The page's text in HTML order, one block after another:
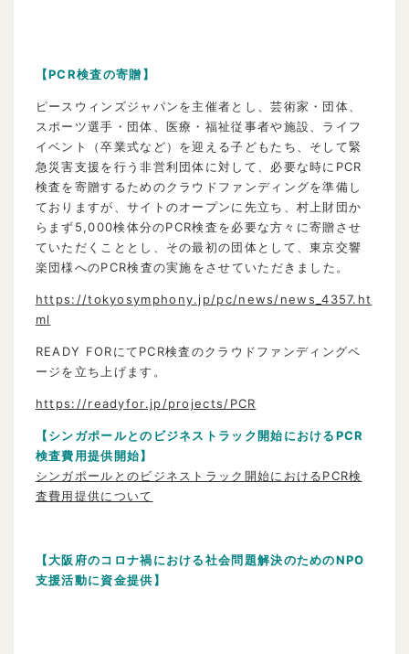
【PCR検査の寄贈】
ピースウィンズジャパンを主催者とし、芸術家・団体、
スポーツ選手・団体、医療・福祉従事者や施設、ライフ
イベント（卒業式など）を迎える子どもたち、そして緊
急災害支援を行う非営利団体に対して、必要な時にPCR
検査を寄贈するためのクラウドファンディングを準備し
ておりますが、サイトのオープンに先立ち、村上財団か
らまず5,000検体分のPCR検査を必要な方々に寄贈させ
ていただくこととし、その最初の団体として、東京交響
楽団様へのPCR検査の実施をさせていただきました。
https://tokyosymphony.jp/pc/news/news_4357.ht
ml
READY FORにてPCR検査のクラウドファンディングペ
ージを立ち上げます。
https://readyfor.jp/projects/PCR
【シンガポールとのビジネストラック開始におけるPCR
検査費用提供開始】
シンガポールとのビジネストラック開始におけるPCR検
査費用提供について
【大阪府のコロナ禍における社会問題解決のためのNPO
支援活動に資金提供】